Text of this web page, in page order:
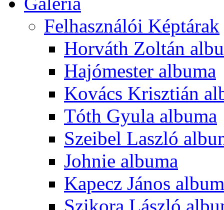
Felhasználói Képtárak
Horváth Zoltán
Hajómester albuma
Kovács Krisztián
Tóth Gyula albuma
Szeibel Laszló
Johnie albuma
Kapecz János
Szikora László